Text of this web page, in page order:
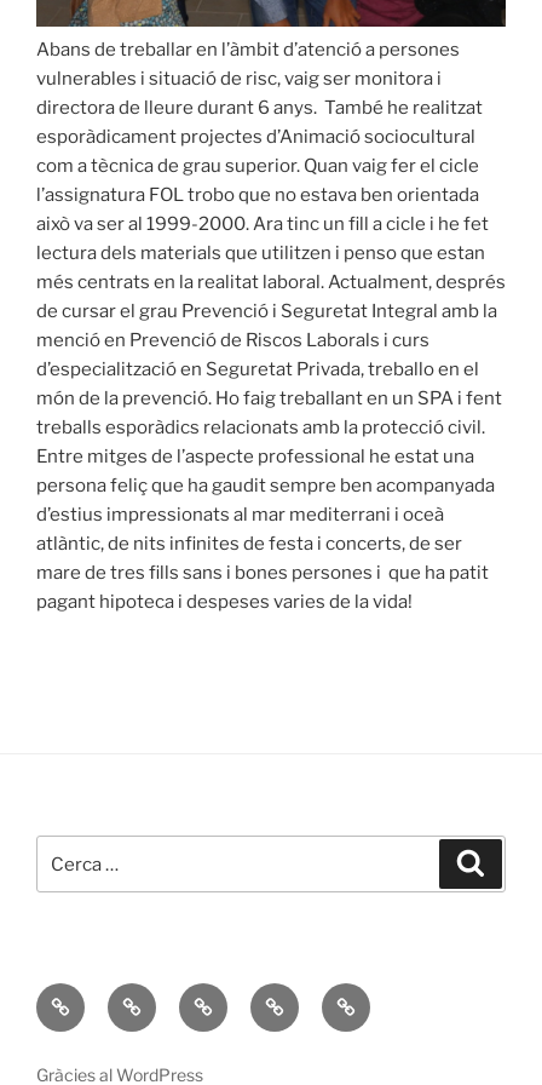
Abans de treballar en l’àmbit d’atenció a persones
vulnerables i situació de risc, vaig ser monitora i
directora de lleure durant 6 anys. També he realitzat
esporàdicament projectes d’Animació sociocultural
com a tècnica de grau superior. Quan vaig fer el cicle
l’assignatura FOL trobo que no estava ben orientada
això va ser al 1999-2000. Ara tinc un fill a cicle i he fet
lectura dels materials que utilitzen i penso que estan
més centrats en la realitat laboral. Actualment, després
de cursar el grau Prevenció i Seguretat Integral amb la
menció en Prevenció de Riscos Laborals i curs
d’especialització en Seguretat Privada, treballo en el
món de la prevenció. Ho faig treballant en un SPA i fent
treballs esporàdics relacionats amb la protecció civil.
Entre mitges de l’aspecte professional he estat una
persona feliç que ha gaudit sempre ben acompanyada
d’estius impressionats al mar mediterrani i oceà
atlàntic, de nits infinites de festa i concerts, de ser
mare de tres fills sans i bones persones i que ha patit
pagant hipoteca i despeses varies de la vida!
Sobre
mi
Porfolio
UOC
Contingut
RA
EvolucióConclusions
Gràcies al WordPress